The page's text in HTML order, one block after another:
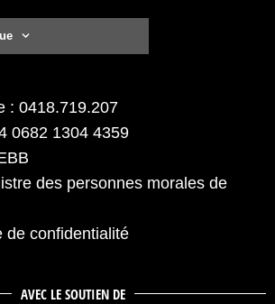
: 0418.719.207
0682 1304 4359
des personnes morales de
de confidentialité
AVEC LE SOUTIEN DE